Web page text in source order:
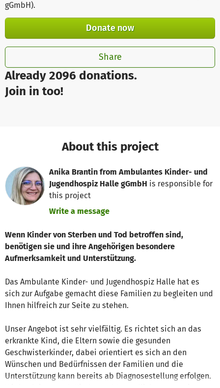
Already 2096 donations.
Join in too!
gGmbH).
Donate now
Share
About this project
Anika Brantin from Ambulantes Kinder- und
Jugendhospiz Halle gGmbH is responsible for
this project
Write a message
Wenn Kinder von Sterben und Tod betroffen sind,
benötigen sie und ihre Angehörigen besondere
Aufmerksamkeit und Unterstützung.
Das Ambulante Kinder- und Jugendhospiz Halle hat es
sich zur Aufgabe gemacht diese Familien zu begleiten und
Ihnen hilfreich zur Seite zu stehen.
Unser Angebot ist sehr vielfältig. Es richtet sich an das
erkrankte Kind, die Eltern sowie die gesunden
Geschwisterkinder, dabei orientiert es sich an den
Wünschen und Bedürfnissen der Familien und die
Unterstützung kann bereits ab Diagnosestellung erfolgen.